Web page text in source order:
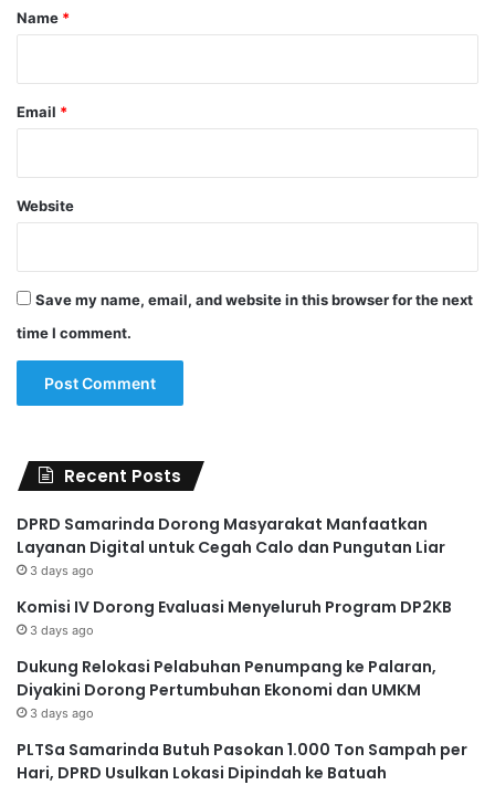
*
Name *
Email *
Website
Save my name, email, and website in this browser for the next
time I comment.
Recent Posts
DPRD Samarinda Dorong Masyarakat Manfaatkan
Layanan Digital untuk Cegah Calo dan Pungutan Liar
3 days ago
Komisi IV Dorong Evaluasi Menyeluruh Program DP2KB
3 days ago
Dukung Relokasi Pelabuhan Penumpang ke Palaran,
Diyakini Dorong Pertumbuhan Ekonomi dan UMKM
3 days ago
PLTSa Samarinda Butuh Pasokan 1.000 Ton Sampah per
Hari, DPRD Usulkan Lokasi Dipindah ke Batuah